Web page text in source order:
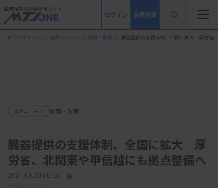
臨床検査の総合情報サイト
ログイン 会員登録
MTJONEトップ ＞ 業界ニュース ＞ 制度・政策 ＞ 臓器提供の支援体制、全国に拡大 厚労省
業界ニュース 制度・政策
臓器提供の支援体制、全国に拡大 厚
労省、北関東や甲信越にも拠点整備へ
2024.09.30 00:00